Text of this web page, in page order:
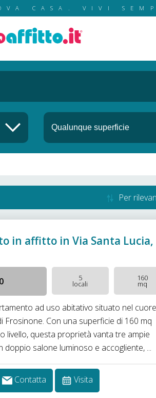
CASA. VIVI
Per
in affitto in Via Santa Lucia,
5
locali
160
mq
ad uso abitativo situato nel
Frosinone. Con una superficie di 160 mq
livello, questa proprietà vanta tre ampie
doppio salone luminoso e accogliente, ...
Contatta Visita